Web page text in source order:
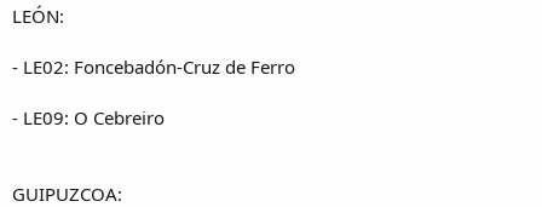
LEÓN:
- LE02: Foncebadón-Cruz de Ferro
- LE09: O Cebreiro
GUIPUZCOA: